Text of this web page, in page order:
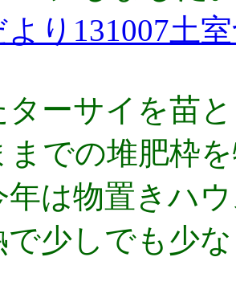
り131007土
ターサイを苗
までの堆肥枠
年は物置きハ
で少しでも少